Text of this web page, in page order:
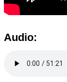
Audio: